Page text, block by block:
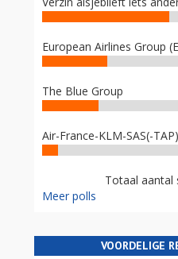
European Airlines Group
The Blue Group
Air-France-KLM-SAS(-TAP)
Totaal aantal
Meer polls
VOORDELIGE